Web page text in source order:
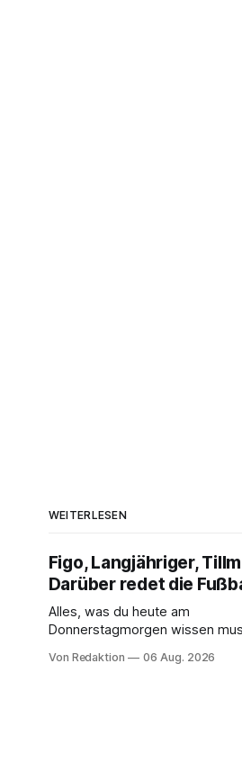
WEITERLESEN
Figo, Langjähriger,
Darüber redet die
Alles, was du heute am
Donnerstagmorgen wissen
Von Redaktion 06 Aug. 2026